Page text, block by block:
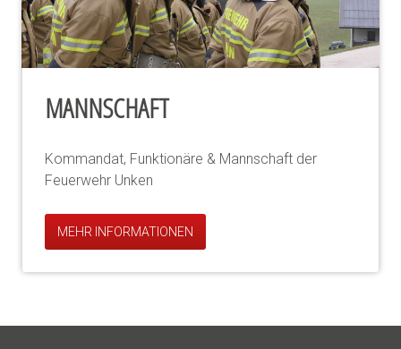
MANNSCHAFT
Kommandat, Funktionäre & Mannschaft der
Feuerwehr Unken
MEHR INFORMATIONEN